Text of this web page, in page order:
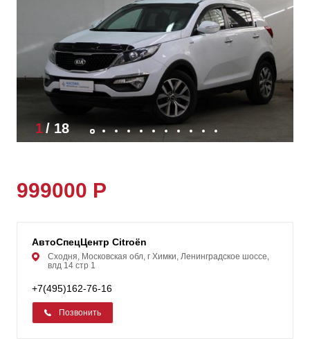
1/18
999000 Р
АвтоСпецЦентр Citroën
Сходня, Московская обл, г Химки, Ленинградское шоссе,
влд 14 стр 1
+7(495)162-76-16
Позвонить